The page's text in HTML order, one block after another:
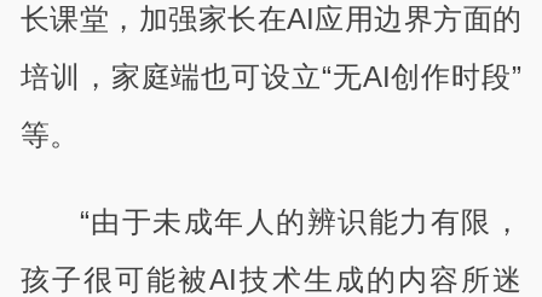
长课堂，加强家长在AI应用边界方面的
培训，家庭端也可设立“无AI创作时段”
等。
“由于未成年人的辨识能力有限，
孩子很可能被AI技术生成的内容所迷